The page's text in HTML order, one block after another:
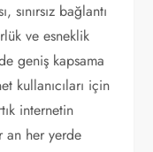
sınırsız bağlantı
ve esneklik
geniş kapsama
kullanıcıları için
internetin
an her yerde